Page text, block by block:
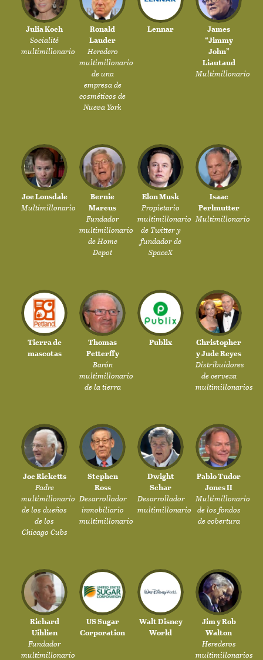
Julia Koch
Socialité
multimillonario
Ronald
Lauder
Heredero
multimillonario
de una
empresa de
cosméticos de
Nueva York
Lennar
James
“Jimmy
John”
Liautaud
Multimillonario
Joe Lonsdale
Multimillonario
Bernie
Marcus
Fundador
multimillonario
de Home
Depot
Elon Musk
Propietario
multimillonario
de Twitter y
fundador de
SpaceX
Isaac
Perlmutter
Multimillonario
Tierra de
mascotas
Thomas
Petterffy
Barón
multimillonario
de la tierra
Publix
Christopher
y Jude Reyes
Distribuidores
de cerveza
multimillonarios
Joe Ricketts
Padre
multimillonario
de los dueños
de los
Chicago Cubs
Stephen
Ross
Desarrollador
inmobiliario
multimillonario
Dwight
Schar
Desarrollador
multimillonario
Pablo Tudor
Jones II
Multimillonario
de los fondos
de cobertura
Richard
Uihlien
Fundador
multimillonario
US Sugar
Corporation
Walt Disney
World
Jim y Rob
Walton
Herederos
multimillonarios